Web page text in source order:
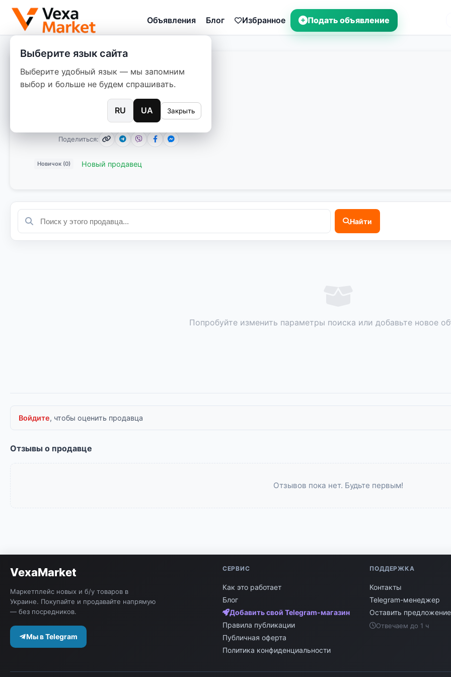
Объявления Блог Избранное Подать объявление
Выберите язык сайта
Выберите удобный язык — мы запомним
выбор и больше не будем спрашивать.
RU UA Закрыть
Марина s
Дата регистрации: 11.10.2025
0 объявлений
Поделиться:
Новичок (0) Новый продавец
Найти
Попробуйте изменить параметры поиска или добавьте новое
Войдите, чтобы оценить продавца
Отзывы о продавце
Отзывов пока нет. Будьте первым!
VexaMarket
Маркетплейс новых и б/у товаров в
Украине. Покупайте и продавайте напрямую
— без посредников.
Мы в Telegram
СЕРВИС
Как это работает
Блог
Добавить свой Telegram-магазин
Правила публикации
Публичная оферта
Политика конфиденциальности
ПОДДЕРЖКА
Контакты
Telegram-менеджер
Оставить предложение
Отвечаем до 1 ч